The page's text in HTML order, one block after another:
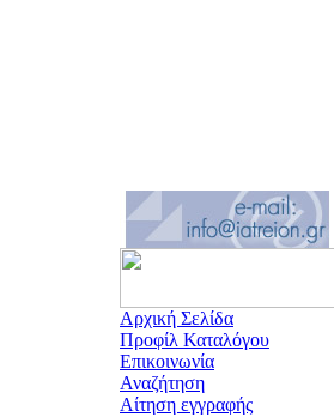
Αρχική Σελίδα
Προφίλ Καταλόγου
Επικοινωνία
Αναζήτηση
Αίτηση εγγραφής